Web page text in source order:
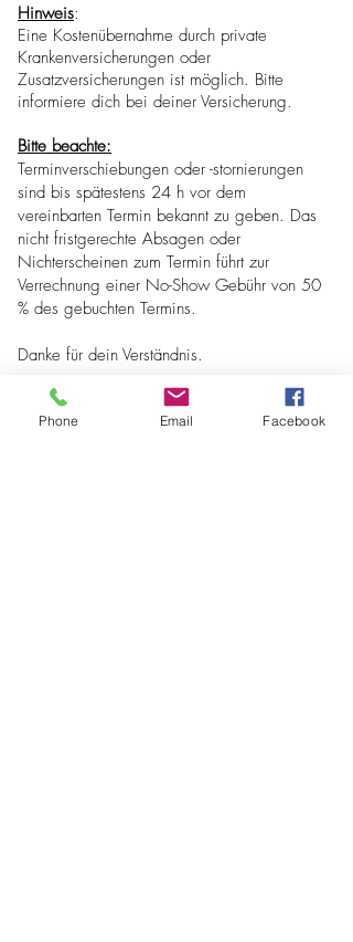
Hinweis:
Eine Kostenübernahme durch private
Krankenversicherungen oder
Zusatzversicherungen ist möglich. Bitte
informiere dich bei deiner Versicherung.
Bitte beachte:
Terminverschiebungen oder -stornierungen
sind bis spätestens 24 h vor dem
vereinbarten Termin bekannt zu geben. Das
nicht fristgerechte Absagen oder
Nichterscheinen zum Termin führt zur
Verrechnung einer No-Show Gebühr von 50
% des gebuchten Termins.
Danke für dein Verständnis.
Phone Email Facebook